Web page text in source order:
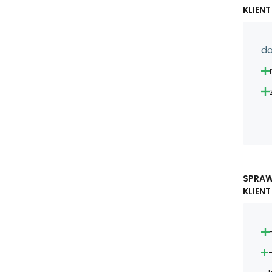
KLIENT
KLIENT